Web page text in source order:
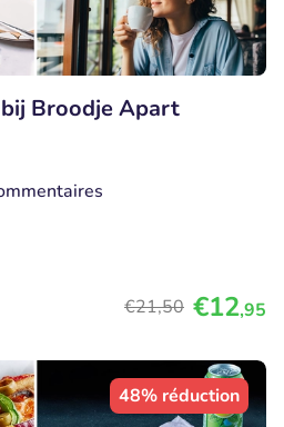
Broodje Apart
€21,50 €12,95
48% réduction